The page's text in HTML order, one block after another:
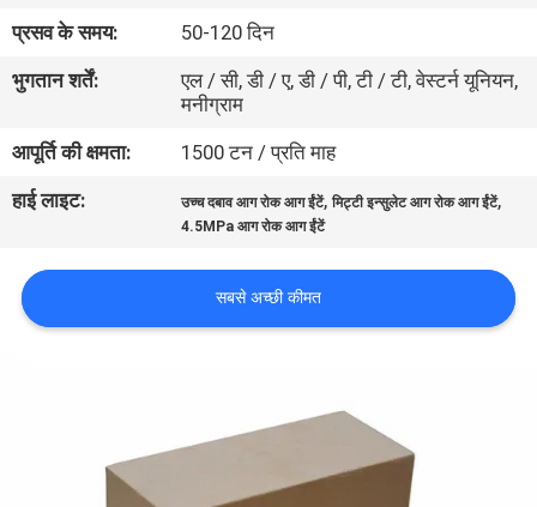
दौरा
गुणवत्ता
नियंत्रण
संपर्क
करें
प्रसव के समय:
50-120 दिन
भुगतान शर्तें:
एल / सी, डी / ए, डी / पी, टी / टी, वेस्टर्न यूनियन,
मनीग्राम
आपूर्ति की क्षमता:
1500 टन / प्रति माह
हाई लाइट:
उच्च दबाव आग रोक आग ईंटें,मिट्टी इन्सुलेट आग रोक आग ईंटें,
4.5MPa आग रोक आग ईंटें
सबसे अच्छी कीमत